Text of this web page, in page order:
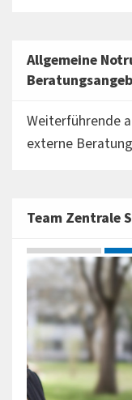
Allgemeine
Weiterführende
externe
Team Zentrale